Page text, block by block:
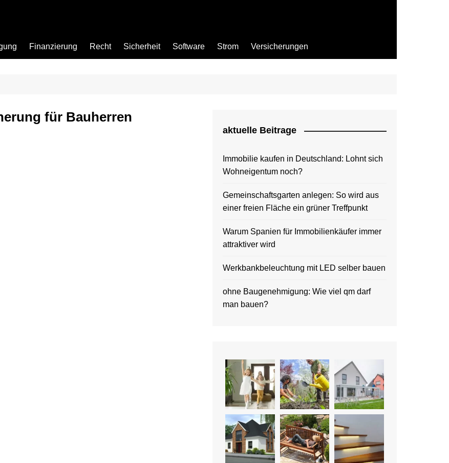
Finanzierung Recht Sicherheit Software Strom Versicherungen
für Bauherren
aktuelle Beitrage
Immobilie kaufen in Deutschland: Lohnt sich
Wohneigentum noch?
Gemeinschaftsgarten anlegen: So wird aus
einer freien Fläche ein grüner Treffpunkt
Warum Spanien für Immobilienkäufer immer
attraktiver wird
Werkbankbeleuchtung mit LED selber bauen
ohne Baugenehmigung: Wie viel qm darf
man bauen?